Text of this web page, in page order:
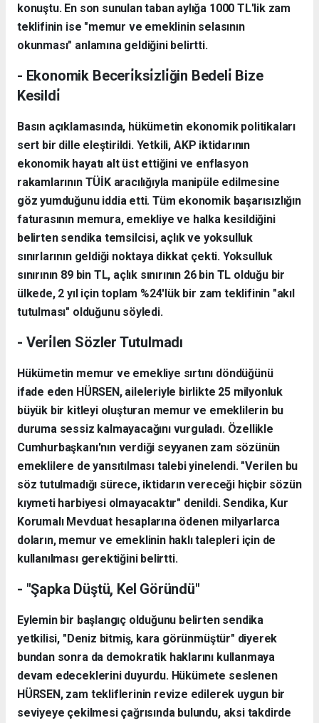
konuştu. En son sunulan taban aylığa 1000 TL'lik zam
teklifinin ise "memur ve emeklinin selasının
okunması" anlamına geldiğini belirtti.
- Ekonomik Beceri̇ksi̇zli̇ğin Bedeli̇ Bize
Kesildi̇
Basın açıklamasında, hükümetin ekonomik politikaları
sert bir dille eleştirildi. Yetkili, AKP iktidarının
ekonomik hayatı alt üst ettiğini ve enflasyon
rakamlarının TÜİK aracılığıyla manipüle edilmesine
göz yumduğunu iddia etti. Tüm ekonomik başarısızlığın
faturasının memura, emekliye ve halka kesildiğini
belirten sendika temsilcisi, açlık ve yoksulluk
sınırlarının geldiği noktaya dikkat çekti. Yoksulluk
sınırının 89 bin TL, açlık sınırının 26 bin TL olduğu bir
ülkede, 2 yıl için toplam %24'lük bir zam teklifinin "akıl
tutulması" olduğunu söyledi.
- Veri̇len Sözler Tutulmadı
Hükümetin memur ve emekliye sırtını döndüğünü
ifade eden HÜRSEN, aileleriyle birlikte 25 milyonluk
büyük bir kitleyi oluşturan memur ve emeklilerin bu
duruma sessiz kalmayacağını vurguladı. Özellikle
Cumhurbaşkanı'nın verdiği seyyanen zam sözünün
emeklilere de yansıtılması talebi yinelendi. "Verilen bu
söz tutulmadığı sürece, iktidarın vereceği hiçbir sözün
kıymeti harbiyesi olmayacaktır" denildi. Sendika, Kur
Korumalı Mevduat hesaplarına ödenen milyarlarca
doların, memur ve emeklinin haklı talepleri için de
kullanılması gerektiğini belirtti.
- "Şapka Düştü, Kel Göründü"
Eylemin bir başlangıç olduğunu belirten sendika
yetkilisi, "Deniz bitmiş, kara görünmüştür" diyerek
bundan sonra da demokratik haklarını kullanmaya
devam edeceklerini duyurdu. Hükümete seslenen
HÜRSEN, zam tekliflerinin revize edilerek uygun bir
seviyeye çekilmesi çağrısında bulundu, aksi takdirde